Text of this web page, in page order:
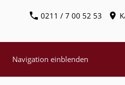
0211 / 7 00 52 53
Navigation einblenden